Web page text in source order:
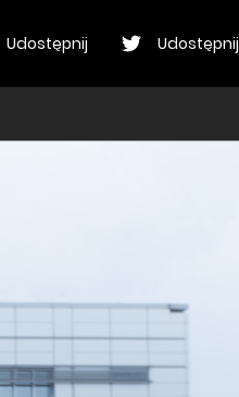
Udostępnij Udostępnij